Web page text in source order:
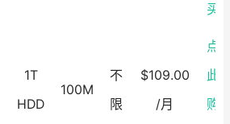
买
1T
HDD
100M
不
限
$109.00
/月
点
此
购